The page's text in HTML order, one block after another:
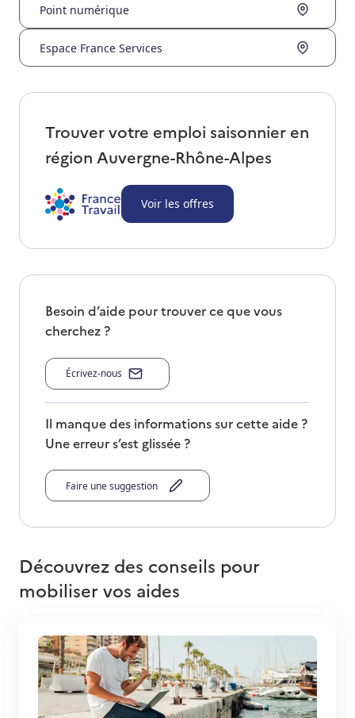
Point numérique
Espace France Services
Trouver votre emploi saisonnier en
région Auvergne-Rhône-Alpes
Voir les offres
Besoin d’aide pour trouver ce que vous
cherchez ?
Écrivez-nous
Il manque des informations sur cette aide ?
Une erreur s’est glissée ?
Faire une suggestion
Découvrez des conseils pour
mobiliser vos aides